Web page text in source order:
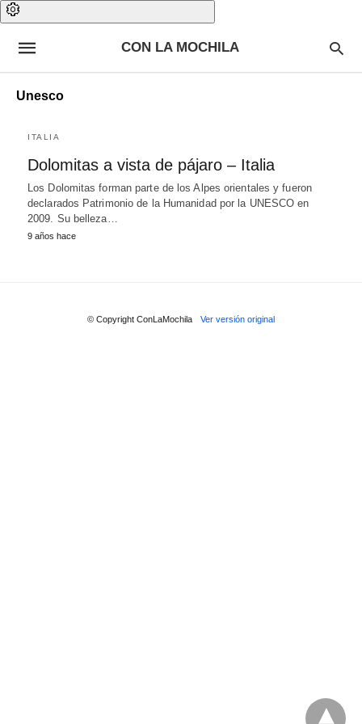
CON LA MOCHILA
Unesco
ITALIA
Dolomitas a vista de pájaro – Italia
Los Dolomitas forman parte de los Alpes orientales y fueron
declarados Patrimonio de la Humanidad por la UNESCO en
2009. Su belleza…
9 años hace
© Copyright ConLaMochila Ver versión original